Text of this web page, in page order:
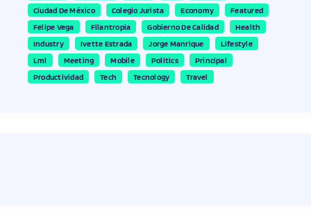
Ciudad De México
Colegio Jurista Economy
Featured
Felipe Vega
Filantropia Gobierno De Calidad
Health
Industry
Ivette Estrada Jorge Manrique
Lifestyle
Lml
Meeting Mobile Politics
Principal
Productividad
Tech Tecnology Travel